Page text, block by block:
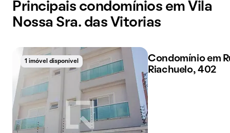
Principais condomínios em Vila
Nossa Sra. das Vitorias
1 imóvel disponível 1 imóvel disponível
Condomínio em
Riachuelo, 402